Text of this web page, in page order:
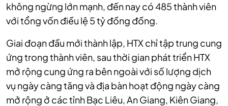
không ngừng lớn mạnh, đến nay có 485 thành viên
với tổng vốn điều lệ 5 tỷ đồng đồng.
Giai đoạn đầu mới thành lập, HTX chỉ tập trung cung
ứng trong thành viên, sau thời gian phát triển HTX
mở rộng cung ứng ra bên ngoài với số lượng dịch
vụ ngày càng tăng và địa bàn hoạt động ngày càng
mở rộng ở các tỉnh Bạc Liêu, An Giang, Kiên Giang,